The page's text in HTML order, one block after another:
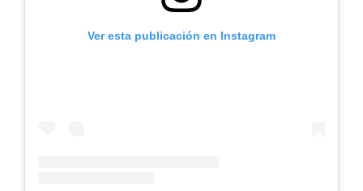
Ver esta publicación en Instagram